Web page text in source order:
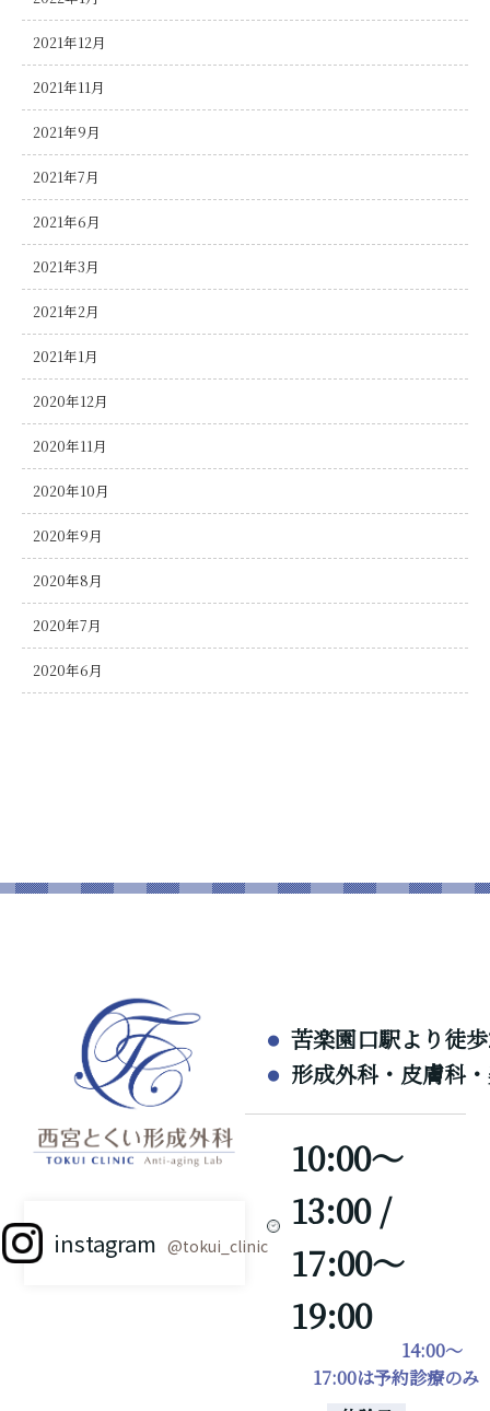
2021年12月
2021年11月
2021年9月
2021年7月
2021年6月
2021年3月
2021年2月
2021年1月
2020年12月
2020年11月
2020年10月
2020年9月
2020年8月
2020年7月
2020年6月
instagram @tokui_clinic
苦楽園口駅より徒
形成外科・皮膚科
10:00～
13:00 /
17:00～
19:00
14:00～
17:00は予約診療のみ